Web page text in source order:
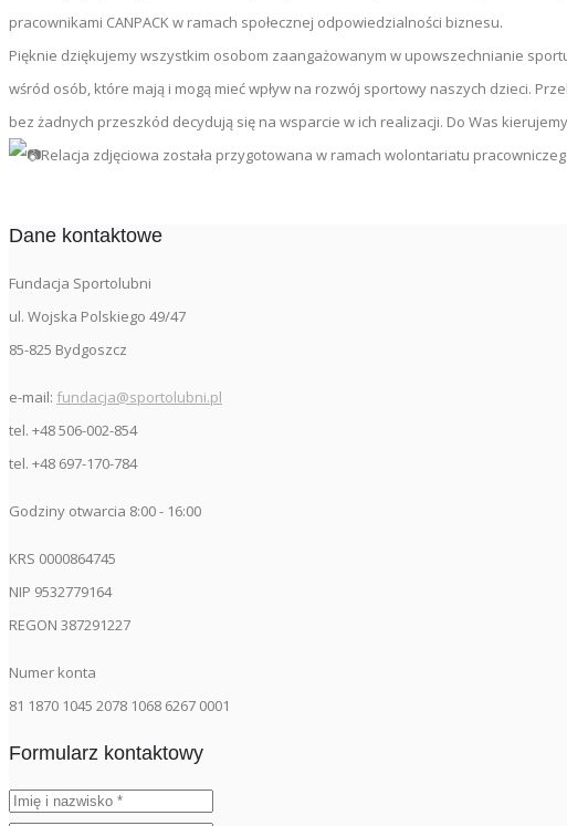
pracownikami CANPACK w ramach społecznej odpowiedzialności biznesu.
Pięknie dziękujemy wszystkim osobom zaangażowanym w upowszechnianie
wśród osób, które mają i mogą mieć wpływ na rozwój sportowy naszych dzieci.
bez żadnych przeszkód decydują się na wsparcie w ich realizacji. Do Was
Relacja zdjęciowa została przygotowana w ramach wolontariatu
Dane kontaktowe
Fundacja Sportolubni
ul. Wojska Polskiego 49/47
85-825 Bydgoszcz
e-mail: fundacja@sportolubni.pl
tel. +48 506-002-854
tel. +48 697-170-784
Godziny otwarcia 8:00 - 16:00
KRS 0000864745
NIP 9532779164
REGON 387291227
Numer konta
81 1870 1045 2078 1068 6267 0001
Formularz kontaktowy